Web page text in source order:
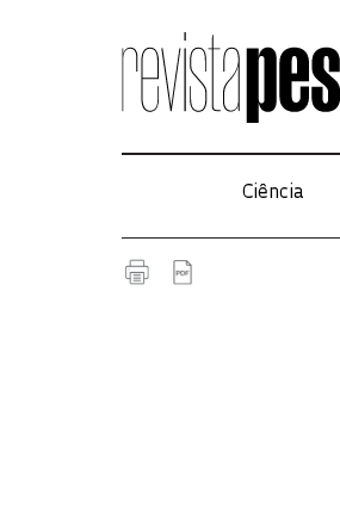
Ciência